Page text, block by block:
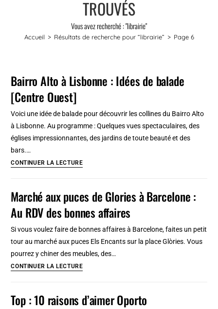
TROUVÉS
Vous avez recherché : "librairie"
Accueil > Résultats de recherche pour“librairie” > Page 6
Bairro Alto à Lisbonne : Idées de balade
[Centre Ouest]
Voici une idée de balade pour découvrir les collines du Bairro Alto
à Lisbonne. Au programme : Quelques vues spectaculaires, des
églises impressionnantes, des jardins de toute beauté et des
bars.…
CONTINUER LA LECTUREBairro
Lisbonne
:
[Centre
Ouest]
Marché aux puces de Glories à Barcelone :
Au RDV des bonnes affaires
Si vous voulez faire de bonnes affaires à Barcelone, faites un petit
tour au marché aux puces Els Encants sur la place Glòries. Vous
pourrez y chiner des meubles, des…
CONTINUER LA LECTUREMarché
de
Top : 10 raisons d’aimer Oporto